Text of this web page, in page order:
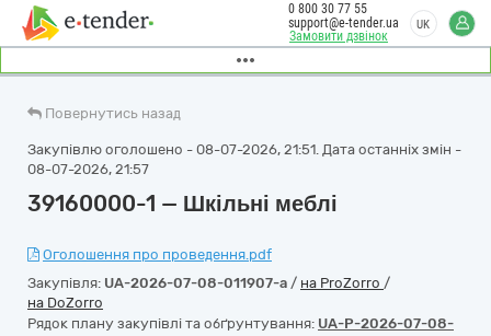
Замовити дзвінок
0 800 30 77 55
support@e-tender.ua
UK
Повернутись назад
Закупівлю оголошено - 08-07-2026, 21:51. Дата останніх змін -
08-07-2026, 21:57
39160000-1 — Шкільні меблі
Оголошення про проведення.pdf
Закупівля: UA-2026-07-08-011907-a / на ProZorro /
на DoZorro
Рядок плану закупівлі та обґрунтування: UA-P-2026-07-08-